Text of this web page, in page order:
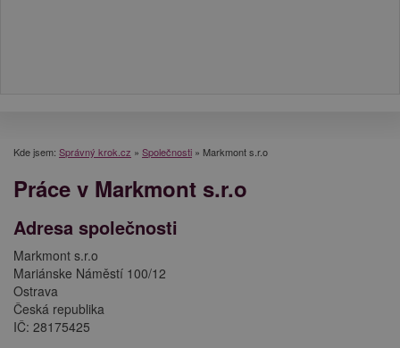
Kde jsem: Správný krok.cz » Společnosti » Markmont s.r.o
Práce v Markmont s.r.o
Adresa společnosti
Markmont s.r.o
Mariánske Náměstí 100/12
Ostrava
Česká republika
IČ: 28175425